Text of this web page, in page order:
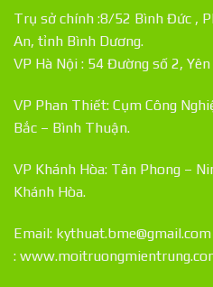
Trụ sở chính :8/52 Bình Đức ,
An, tỉnh Bình Dương.
VP Hà Nội : 54 Đường số 2,
VP Phan Thiết: Cụm Công
Bắc – Bình Thuận.
VP Khánh Hòa: Tân Phong –
Khánh Hòa.
Email:
: